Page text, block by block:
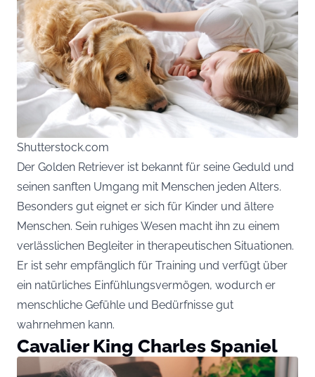
Shutterstock.com
Der Golden Retriever ist bekannt für seine Geduld und
seinen sanften Umgang mit Menschen jeden Alters.
Besonders gut eignet er sich für Kinder und ältere
Menschen. Sein ruhiges Wesen macht ihn zu einem
verlässlichen Begleiter in therapeutischen Situationen.
Er ist sehr empfänglich für Training und verfügt über
ein natürliches Einfühlungsvermögen, wodurch er
menschliche Gefühle und Bedürfnisse gut
wahrnehmen kann.
Cavalier King Charles Spaniel